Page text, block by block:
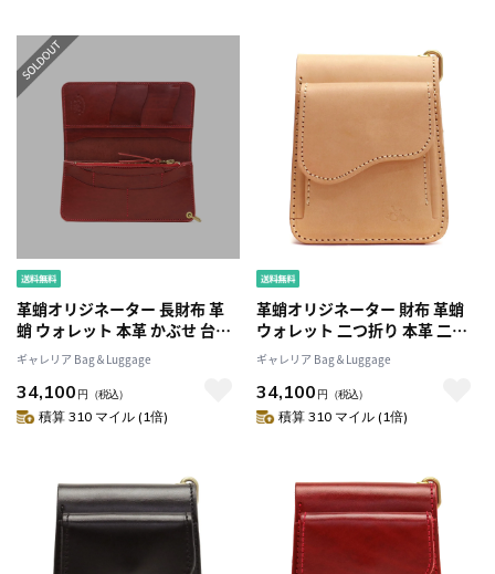
革蛸オリジネーター 長財布 革
蛸 ウォレット 本革 かぶせ 台形
ロングワレット サードタイプ
革蛸謹製 メンズ レディース 日
本製カワタコ BGS-001 HOH-
001
ギャレリア Bag＆Luggage
34,100 円 （税込）
積算 310 マイル (1倍)
革蛸オリジネーター 財布 革蛸
ウォレット 二つ折り 本革 二つ
折り財布 台形ショートワレット
小さい レザー 革蛸謹製 メンズ
レディース 日本製 カワタコ
BGS-002 HOH-002
ギャレリア Bag＆Luggage
34,100 円 （税込）
積算 310 マイル (1倍)